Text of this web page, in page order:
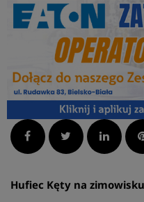
Facebook Twitter
Hufiec Kęty na zimowisku